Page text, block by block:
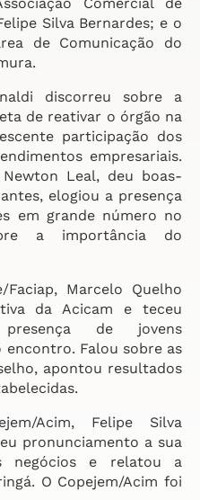
Silva Bernardes; e o
de Comunicação do
discorreu sobre a
de reativar o órgão na
participação dos
empresariais.
Leal, deu boas-
elogiou a presença
em grande número no
a importância do
Marcelo Quelho
da Acicam e teceu
de jovens
encontro. Falou sobre as
apontou resultados
Acim, Felipe Silva
pronunciamento a sua
negócios e relatou a
O Copejem/Acim foi